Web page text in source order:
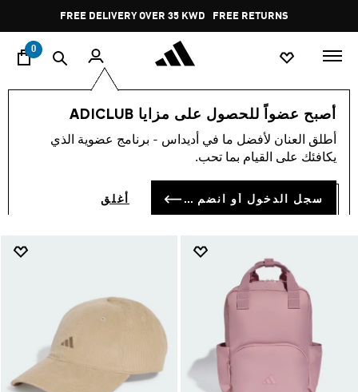
Pause
promotion
rotation
FREE RETURNS
0
أصبح عضواً للحصول على مزايا ADICLUB
أطلق العنان لأفضل ما في أديداس - برنامج عضوية الذي
يكافئك على القيام بما تحب.
سجل الدخول أو انضم الآن أغلق
أسلوب الحياة إكسسوارات
إكسسوارات